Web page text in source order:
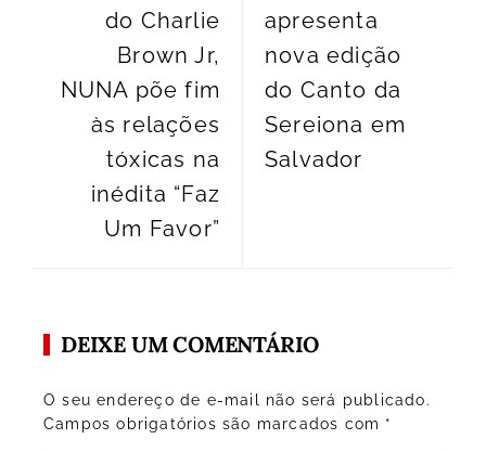
do Charlie
Brown Jr,
NUNA põe fim
às relações
tóxicas na
inédita “Faz
Um Favor”
apresenta
nova edição
do Canto da
Sereiona em
Salvador
DEIXE UM COMENTÁRIO
O seu endereço de e-mail não será publicado.
Campos obrigatórios são marcados com *